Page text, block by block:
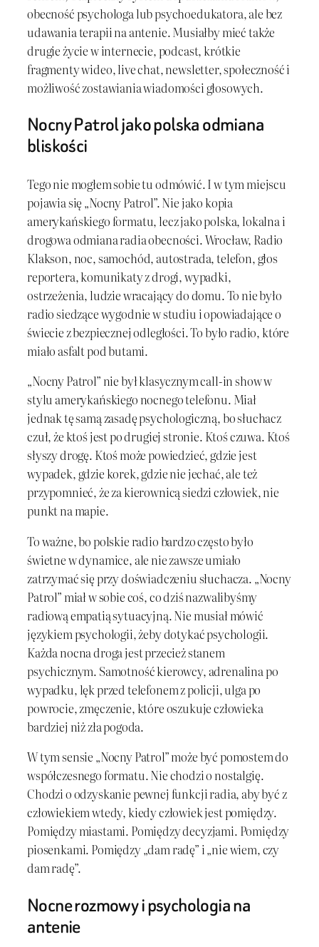
obecność psychologa lub psychoedukatora, ale bez
udawania terapii na antenie. Musiałby mieć także
drugie życie w internecie, podcast, krótkie
fragmenty wideo, live chat, newsletter, społeczność i
możliwość zostawiania wiadomości głosowych.
Nocny Patrol jako polska odmiana
bliskości
Tego nie mogłem sobie tu odmówić. I w tym miejscu
pojawia się „Nocny Patrol”. Nie jako kopia
amerykańskiego formatu, lecz jako polska, lokalna i
drogowa odmiana radia obecności. Wrocław, Radio
Klakson, noc, samochód, autostrada, telefon, głos
reportera, komunikaty z drogi, wypadki,
ostrzeżenia, ludzie wracający do domu. To nie było
radio siedzące wygodnie w studiu i opowiadające o
świecie z bezpiecznej odległości. To było radio, które
miało asfalt pod butami.
„Nocny Patrol” nie był klasycznym call-in show w
stylu amerykańskiego nocnego telefonu. Miał
jednak tę samą zasadę psychologiczną, bo słuchacz
czuł, że ktoś jest po drugiej stronie. Ktoś czuwa. Ktoś
słyszy drogę. Ktoś może powiedzieć, gdzie jest
wypadek, gdzie korek, gdzie nie jechać, ale też
przypomnieć, że za kierownicą siedzi człowiek, nie
punkt na mapie.
To ważne, bo polskie radio bardzo często było
świetne w dynamice, ale nie zawsze umiało
zatrzymać się przy doświadczeniu słuchacza. „Nocny
Patrol” miał w sobie coś, co dziś nazwalibyśmy
radiową empatią sytuacyjną. Nie musiał mówić
językiem psychologii, żeby dotykać psychologii.
Każda nocna droga jest przecież stanem
psychicznym. Samotność kierowcy, adrenalina po
wypadku, lęk przed telefonem z policji, ulga po
powrocie, zmęczenie, które oszukuje człowieka
bardziej niż zła pogoda.
W tym sensie „Nocny Patrol” może być pomostem do
współczesnego formatu. Nie chodzi o nostalgię.
Chodzi o odzyskanie pewnej funkcji radia, aby być z
człowiekiem wtedy, kiedy człowiek jest pomiędzy.
Pomiędzy miastami. Pomiędzy decyzjami. Pomiędzy
piosenkami. Pomiędzy „dam radę” i „nie wiem, czy
dam radę”.
Nocne rozmowy i psychologia na
antenie